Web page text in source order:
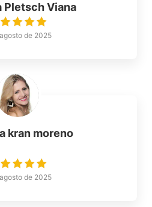
Pletsch Viana
de 2025
kran moreno
de 2025